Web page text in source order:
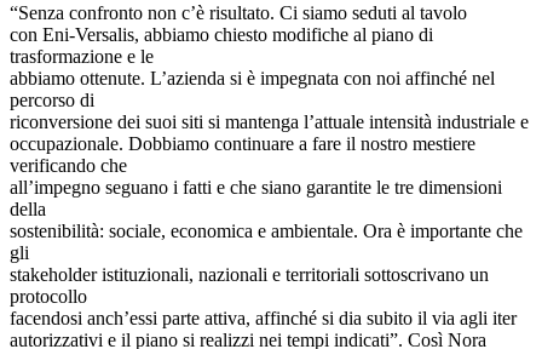
“Senza confronto non c’è risultato. Ci siamo seduti al tavolo
con Eni-Versalis, abbiamo chiesto modifiche al piano di
trasformazione e le
abbiamo ottenute. L’azienda si è impegnata con noi affinché nel
percorso di
riconversione dei suoi siti si mantenga l’attuale intensità industriale e
occupazionale. Dobbiamo continuare a fare il nostro mestiere
verificando che
all’impegno seguano i fatti e che siano garantite le tre dimensioni
della
sostenibilità: sociale, economica e ambientale. Ora è importante che
gli
stakeholder istituzionali, nazionali e territoriali sottoscrivano un
protocollo
facendosi anch’essi parte attiva, affinché si dia subito il via agli iter
autorizzativi e il piano si realizzi nei tempi indicati”. Così Nora